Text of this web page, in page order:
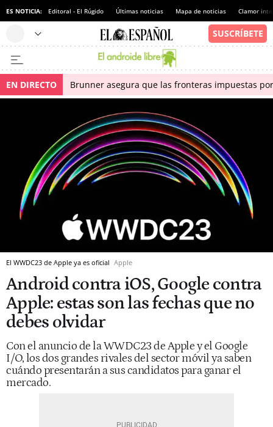
ES NOTICIA: Editoral - El Rúgido Últimas noticias Mapa de noticias Clamor
EN DIRECTO Brunner asegura que las fronteras impuestas
El WWDC23 de Apple ya es oficial Apple
Android contra iOS, Google contra
Apple: estas son las fechas que no
debes olvidar
Con el anuncio de la WWDC23 de Apple y el Google
I/O, los dos grandes rivales del sector móvil ya saben
cuándo presentarán a sus candidatos para ganar el
mercado.